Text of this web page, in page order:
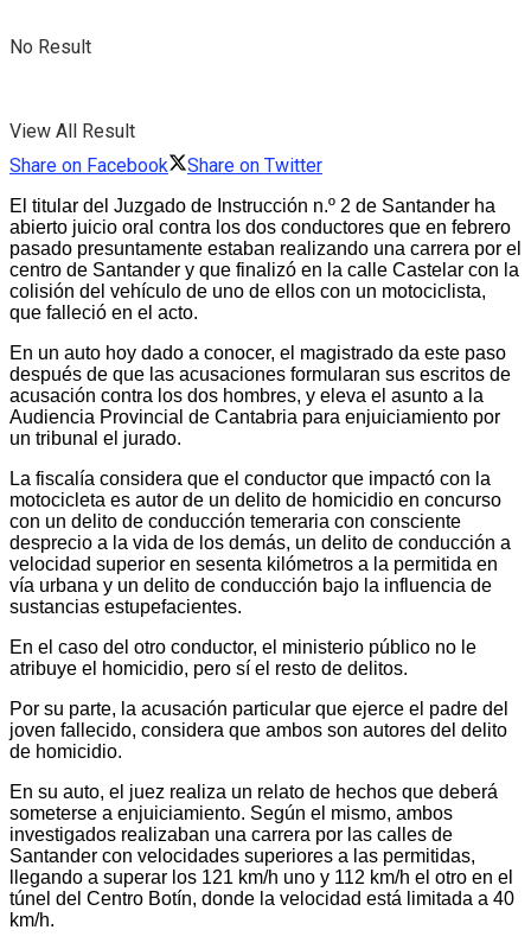
No Result
View All Result
Share on Facebook Share on Twitter
El titular del Juzgado de Instrucción n.º 2 de Santander ha
abierto juicio oral contra los dos conductores que en febrero
pasado presuntamente estaban realizando una carrera por el
centro de Santander y que finalizó en la calle Castelar con la
colisión del vehículo de uno de ellos con un motociclista,
que falleció en el acto.
En un auto hoy dado a conocer, el magistrado da este paso
después de que las acusaciones formularan sus escritos de
acusación contra los dos hombres, y eleva el asunto a la
Audiencia Provincial de Cantabria para enjuiciamiento por
un tribunal el jurado.
La fiscalía considera que el conductor que impactó con la
motocicleta es autor de un delito de homicidio en concurso
con un delito de conducción temeraria con consciente
desprecio a la vida de los demás, un delito de conducción a
velocidad superior en sesenta kilómetros a la permitida en
vía urbana y un delito de conducción bajo la influencia de
sustancias estupefacientes.
En el caso del otro conductor, el ministerio público no le
atribuye el homicidio, pero sí el resto de delitos.
Por su parte, la acusación particular que ejerce el padre del
joven fallecido, considera que ambos son autores del delito
de homicidio.
En su auto, el juez realiza un relato de hechos que deberá
someterse a enjuiciamiento. Según el mismo, ambos
investigados realizaban una carrera por las calles de
Santander con velocidades superiores a las permitidas,
llegando a superar los 121 km/h uno y 112 km/h el otro en el
túnel del Centro Botín, donde la velocidad está limitada a 40
km/h.